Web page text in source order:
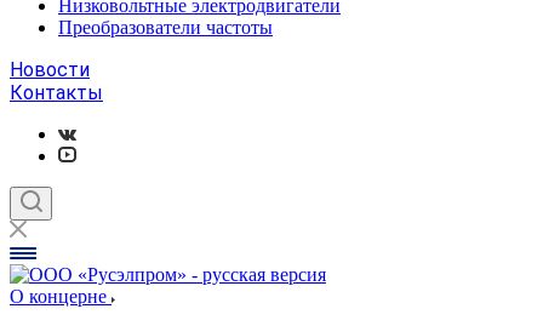
Низковольтные электродвигатели
Преобразователи частоты
Новости
Контакты
О концерне